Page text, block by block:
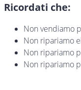
Ricordati che:
Non vendiamo
Non ripariamo
Non ripariamo
Non ripariamo